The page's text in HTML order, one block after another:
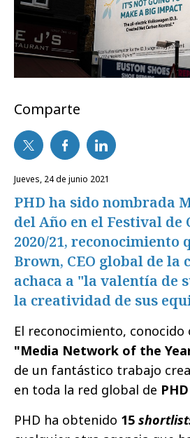
Comparte
jueves, 24 de junio 2021
PHD ha sido nombrada
del Año en el Festival de
2020/21, reconocimiento
Brown, CEO global de la
achaca a "la valentía de
la creatividad de sus
El reconocimiento,
"Media Network of the
de un fantástico trabajo
en toda la red global de
PHD ha obtenido 15